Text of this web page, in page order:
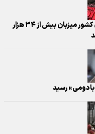
در چهارمین یکشنبه تخفیف‌دار سینما‌های کشور میزبان بیش از ۳۴ هزار
رسید